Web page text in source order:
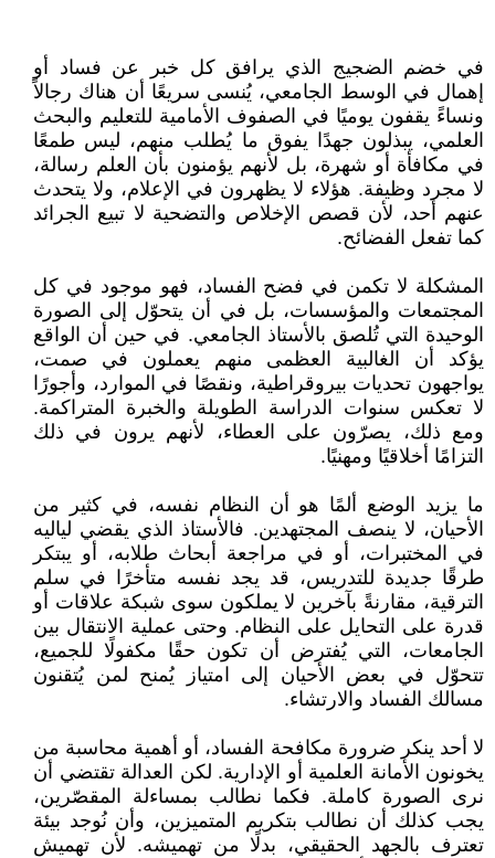
في خضم الضجيج الذي يرافق كل خبر عن فساد أو
إهمال في الوسط الجامعي، يُنسى سريعًا أن هناك رجالاً
ونساءً يقفون يوميًا في الصفوف الأمامية للتعليم والبحث
العلمي، يبذلون جهدًا يفوق ما يُطلب منهم، ليس طمعًا
في مكافأة أو شهرة، بل لأنهم يؤمنون بأن العلم رسالة،
لا مجرد وظيفة. هؤلاء لا يظهرون في الإعلام، ولا يتحدث
عنهم أحد، لأن قصص الإخلاص والتضحية لا تبيع الجرائد
كما تفعل الفضائح.
المشكلة لا تكمن في فضح الفساد، فهو موجود في كل
المجتمعات والمؤسسات، بل في أن يتحوّل إلى الصورة
الوحيدة التي تُلصق بالأستاذ الجامعي. في حين أن الواقع
يؤكد أن الغالبية العظمى منهم يعملون في صمت،
يواجهون تحديات بيروقراطية، ونقصًا في الموارد، وأجورًا
لا تعكس سنوات الدراسة الطويلة والخبرة المتراكمة.
ومع ذلك، يصرّون على العطاء، لأنهم يرون في ذلك
التزامًا أخلاقيًا ومهنيًا.
ما يزيد الوضع ألمًا هو أن النظام نفسه، في كثير من
الأحيان، لا ينصف المجتهدين. فالأستاذ الذي يقضي لياليه
في المختبرات، أو في مراجعة أبحاث طلابه، أو يبتكر
طرقًا جديدة للتدريس، قد يجد نفسه متأخرًا في سلم
الترقية، مقارنةً بآخرين لا يملكون سوى شبكة علاقات أو
قدرة على التحايل على النظام. وحتى عملية الانتقال بين
الجامعات، التي يُفترض أن تكون حقًا مكفولًا للجميع،
تتحوّل في بعض الأحيان إلى امتياز يُمنح لمن يُتقنون
مسالك الفساد والارتشاء.
لا أحد ينكر ضرورة مكافحة الفساد، أو أهمية محاسبة من
يخونون الأمانة العلمية أو الإدارية. لكن العدالة تقتضي أن
نرى الصورة كاملة. فكما نطالب بمساءلة المقصّرين،
يجب كذلك أن نطالب بتكريم المتميزين، وأن نُوجد بيئة
تعترف بالجهد الحقيقي، بدلًا من تهميشه. لأن تهميش